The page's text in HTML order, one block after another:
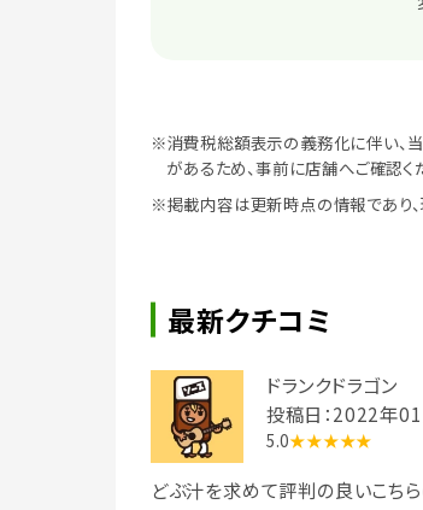
※消費税総額表示の義務化に伴い、
があるため、事前に店舗へご確認く
※掲載内容は更新時点の情報であり、
最新クチコミ
ドランクドラゴン
投稿日：2022年
5.0★★★★★
どぶ汁を求めて評判の良いこち